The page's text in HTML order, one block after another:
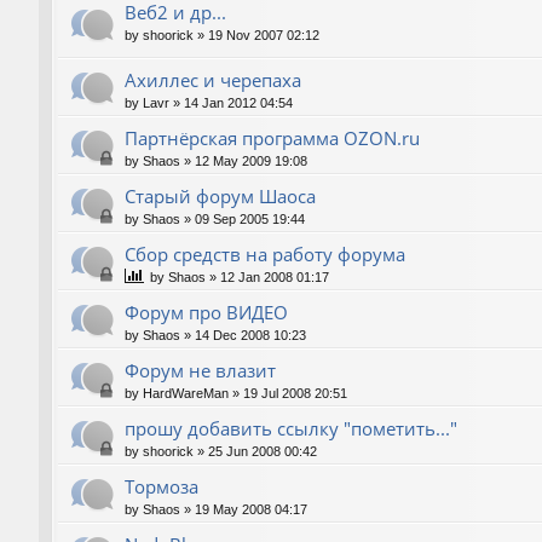
Веб2 и др...
by shoorick » 19 Nov 2007 02:12
Ахиллес и черепаха
by Lavr » 14 Jan 2012 04:54
Партнёрская программа OZON.ru
by Shaos » 12 May 2009 19:08
Старый форум Шаоса
by Shaos » 09 Sep 2005 19:44
Сбор средств на работу форума
by Shaos » 12 Jan 2008 01:17
Форум про ВИДЕО
by Shaos » 14 Dec 2008 10:23
Форум не влазит
by HardWareMan » 19 Jul 2008 20:51
прошу добавить ссылку "пометить..."
by shoorick » 25 Jun 2008 00:42
Тормоза
by Shaos » 19 May 2008 04:17